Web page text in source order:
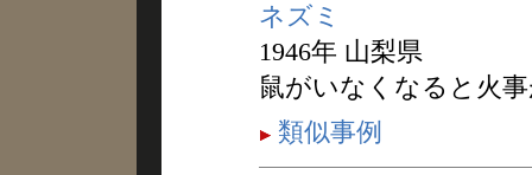
ネズミ
1946年 山梨県
鼠がいなくなると火
類似事例